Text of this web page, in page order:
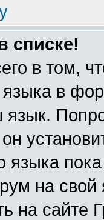
списке!
в том,
в
языка
на
на сайте